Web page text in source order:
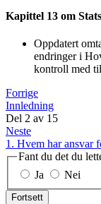
Kapittel 13 om
Oppdatert
endringer i
kontroll med
Forrige
Innledning
Del 2 av 15
Neste
1. Hvem har ansvar
Fant du det du
Ja
Nei
Fortsett